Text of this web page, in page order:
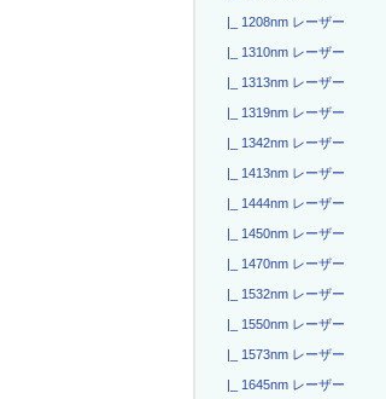
|_ 1208nm レーザー
|_ 1310nm レーザー
|_ 1313nm レーザー
|_ 1319nm レーザー
|_ 1342nm レーザー
|_ 1413nm レーザー
|_ 1444nm レーザー
|_ 1450nm レーザー
|_ 1470nm レーザー
|_ 1532nm レーザー
|_ 1550nm レーザー
|_ 1573nm レーザー
|_ 1645nm レーザー